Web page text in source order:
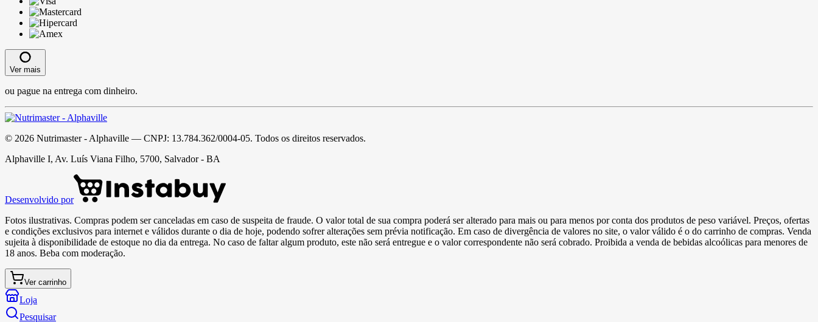
Ver mais
ou pague na entrega com dinheiro.
© 2026 Nutrimaster - Alphaville — CNPJ: 13.784.362/0004-05. Todos os direitos reservados.
Alphaville I, Av. Luís Viana Filho, 5700, Salvador - BA
Desenvolvido por
Fotos ilustrativas. Compras podem ser canceladas em caso de suspeita de fraude. O valor total de sua compra poderá ser alterado para mais ou para menos por conta dos produtos de peso variável. Preços, ofertas
e condições exclusivos para internet e válidos durante o dia de hoje, podendo sofrer alterações sem prévia notificação. Em caso de divergência de valores no site, o valor válido é o do carrinho de compras. Venda
sujeita à disponibilidade de estoque no dia da entrega. No caso de faltar algum produto, este não será entregue e o valor correspondente não será cobrado. Proibida a venda de bebidas alcoólicas para menores de
18 anos. Beba com moderação.
Ver carrinho
Loja
Pesquisar